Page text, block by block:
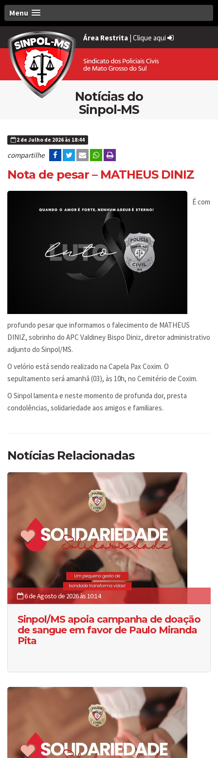
Menu
Área Restrita | Clique aqui
Notícias do
Sinpol-MS
2 de Julho de 2026 às 18:44
compartilhe
Nota de pesar – MATHEUS DINIZ
É com
profundo pesar que informamos o falecimento de MATHEUS
DINIZ, sobrinho do APC Valdiney Bispo Diniz, diretor administrativo
adjunto do Sinpol/MS.
O velório está sendo realizado na Capela Pax Coxim. O
sepultamento será amanhã (03), às 10h, no Cemitério de Coxim.
O Sinpol lamenta e neste momento de profunda dor, presta
condolências, solidariedade aos amigos e familiares.
Notícias Relacionadas
6 de Agosto de 2026 às 10:14
Sinpol/MS apoia campanha de doação
de sangue em favor de Paulo Miranda
Pita